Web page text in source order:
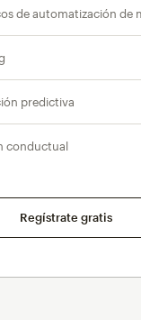
de automatización de
predictiva
conductual
Regístrate gratis